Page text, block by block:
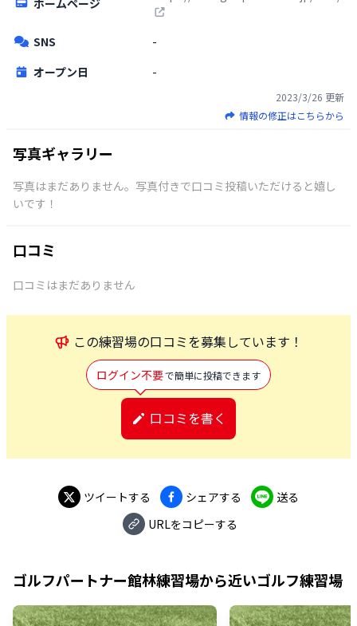
SNS
-
オープン日
-
2023/3/26 更新
情報の修正はこちらから
写真ギャラリー
写真はまだありません。写真付きで口コミ投稿いただけると嬉し
いです！
口コミ
口コミはまだありません
この練習場の口コミを募集しています！
ログイン不要で簡単に投稿できます
口コミを書く
ツイートする シェアする
送る
URLをコピーする
ゴルフパートナー館林練習場から近いゴルフ練習場